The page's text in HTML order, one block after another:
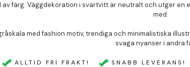
färg. Väggdekoration i svartvitt är neutralt och utger
med.
med fashion motiv, trendiga och minimalistiska
svaga nyanser i andra
ALLTID FRI FRAKT! SNABB